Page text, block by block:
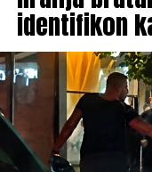
identifikon